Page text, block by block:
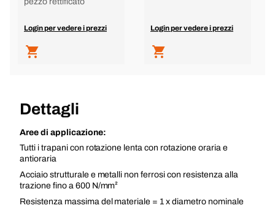
Login per vedere i prezzi Login per vedere i prezzi
Dettagli
Aree di applicazione:
Tutti i trapani con rotazione lenta con rotazione oraria e
antioraria
Acciaio strutturale e metalli non ferrosi con resistenza alla
trazione fino a 600 N/mm²
Resistenza massima del materiale = 1 x diametro nominale